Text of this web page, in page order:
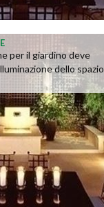
per il giardino deve
dello spazio